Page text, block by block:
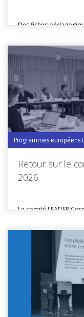
Des fiches
Toutes les actus
Programmes européens
Retour sur le
2026
Le comité LEADER
Toutes les actus